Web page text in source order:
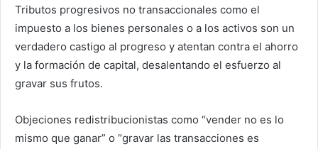
Tributos progresivos no transaccionales como el
impuesto a los bienes personales o a los activos son un
verdadero castigo al progreso y atentan contra el ahorro
y la formación de capital, desalentando el esfuerzo al
gravar sus frutos.
Objeciones redistribucionistas como “vender no es lo
mismo que ganar” o “gravar las transacciones es